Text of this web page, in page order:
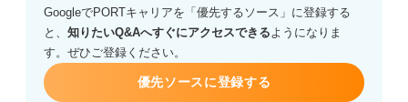
具体的なアピール方法や、エピソードの伝え方について
アドバイスをお願いいたします。
GoogleでPORTキャリアを「優先するソース」に登録する
と、 知りたいQ&Aへすぐにアクセスできるようになりま
す。ぜひご登録ください。
優先ソースに登録する